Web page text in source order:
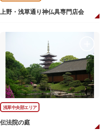
上野・浅草通り神仏具専門店会
浅草中央部エリア
伝法院の庭